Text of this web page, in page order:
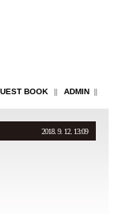
BOOK ADMIN
2018. 9. 12. 13:09